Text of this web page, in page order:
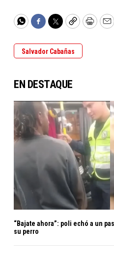
WhatsApp
Facebook
TwitterCopyPrint
Salvador Cabañas
EN DESTAQUE
“Bajate ahora”: poli echó a un
su perro